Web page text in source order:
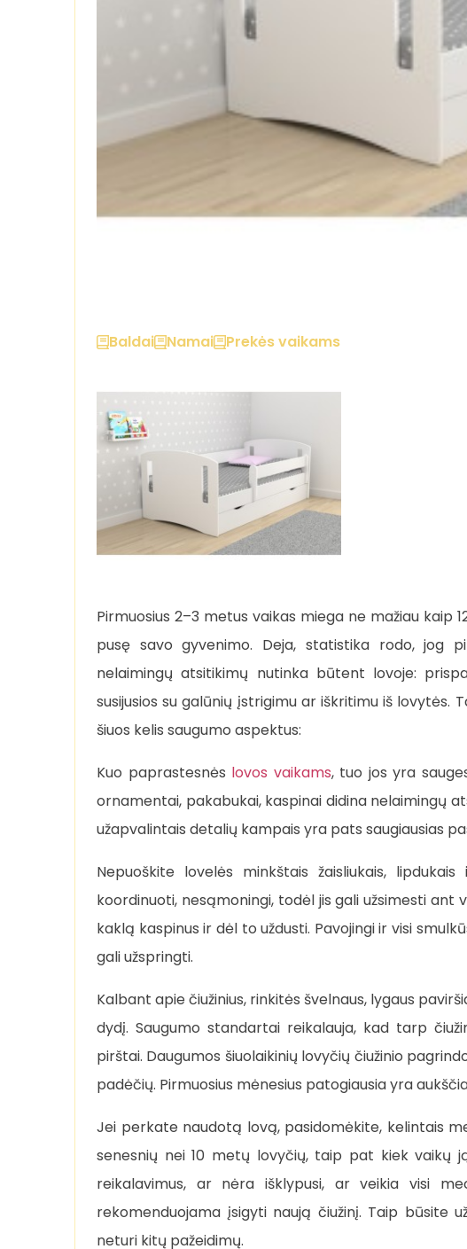
Baldai Namai Prekės vaikams
Pirmuosius 2–3 metus vaikas miega ne mažiau kaip
pusę savo gyvenimo. Deja, statistika rodo, jog
nelaimingų atsitikimų nutinka būtent lovoje:
susijusios su galūnių įstrigimu ar iškritimu iš
šiuos kelis saugumo aspektus:
Kuo paprastesnės lovos vaikams, tuo jos yra
ornamentai, pakabukai, kaspinai didina nelaimingų
užapvalintais detalių kampais yra pats saugiausias
Nepuoškite lovelės minkštais žaisliukais,
koordinuoti, nesąmoningi, todėl jis gali užsimesti ant
kaklą kaspinus ir dėl to uždusti. Pavojingi ir visi
gali užspringti.
Kalbant apie čiužinius, rinkitės švelnaus, lygaus
dydį. Saugumo standartai reikalauja, kad tarp
pirštai. Daugumos šiuolaikinių lovyčių čiužinio
padėčių. Pirmuosius mėnesius patogiausia yra
Jei perkate naudotą lovą, pasidomėkite, kelintais
senesnių nei 10 metų lovyčių, taip pat kiek vaikų
reikalavimus, ar nėra išklypusi, ar veikia visi
rekomenduojama įsigyti naują čiužinį. Taip būsite
neturi kitų pažeidimų.